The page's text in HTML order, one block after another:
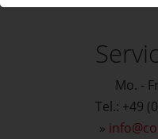
Mo. -
Tel.: +49
»